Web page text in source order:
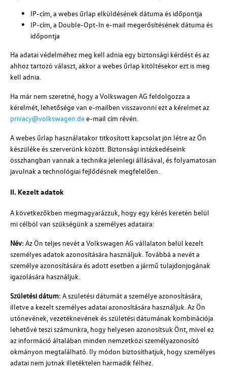
IP-cím, a webes űrlap elküldésének dátuma és időpontja
IP-cím, a Double-Opt-In e-mail megerősítésének dátuma és
időpontja
Ha adatai védelméhez meg kell adnia egy biztonsági kérdést és az
ahhoz tartozó választ, akkor a webes űrlap kitöltésekor ezt is meg
kell adnia.
Ha már nem szeretné, hogy a Volkswagen AG feldolgozza a
kérelmét, lehetősége van e-mailben visszavonni ezt a kérelmet az
privacy@volkswagen.dee-mail cím révén.
A webes űrlap használatakor titkosított kapcsolat jön létre az Ön
készüléke és szerverünk között. Biztonsági intézkedéseink
összhangban vannak a technika jelenlegi állásával, és folyamatosan
javulnak a technológiai fejlődésnek megfelelően.
II. Kezelt adatok
A következőkben megmagyarázzuk, hogy egy kérés keretén belül
mi célból van szükségünk a személyes adataira:
Név:Az Ön teljes nevét a Volkswagen AG vállalaton belül kezelt
személyes adatok azonosítására használjuk. Továbbá a nevét a
személye azonosítására és adott esetben a jármű tulajdonjogának
igazolására használjuk.
Születési dátum:A születési dátumát a személye azonosítására,
illetve a kezelt személyes adatai azonosítására használjuk. Az Ön
utónevének, vezetéknevének és születési dátumának kombinációja
lehetővé teszi számunkra, hogy helyesen azonosítsuk Önt, mivel ez
az információ általában minden nemzetközi személyazonosító
okmányon megtalálható. Ily módon biztosíthatjuk, hogy személyes
adatai nem jutnak illetéktelen harmadik félhez.